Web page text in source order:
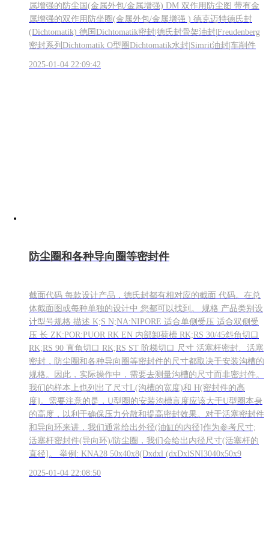
属增强的防尘国(金属外包/金属增强) DM 双作用防尘图 带有金
属增强的双作用防坐圈(金属外包/金属增强 ) 德克迈特德氏封
(Dichtomatik) 德国Dichtomatik密封|德氏封骨架油封|Freudenberg
密封系列Dichtomatik O型圈Dichtomatik水封|Simrit油封|车削件
2025-01-04 22:09:42
防尘圈和各种导向圈等密封件
截面代码 每款设计产品，德氏封都有相对应的截面 代码。在总
体截面图或每种单独的设计中 您都可以找到。 规格 产品类别设
计型号规格 描述 K;S N;NA:NIPORE 适合单侧受压 适合双侧受
压 长 ZK:POR:PUOR RK EN 内部卸荷槽 RK;RS 30/45斜角切口
RK;RS 90 直角切口 RK;RS ST 阶梯切口 尺寸 活塞杆密封、活塞
密封，防尘圈和各种导向圈等密封件的尺寸都取决于安装沟槽的
规格。因此，实际操作中，需要去测量沟槽的尺寸而非密封件。
我们的样本上也列出了尺寸L(沟槽的宽度)和 H(密封件的高
度]。需要注意的是，U型圈的安装沟槽言度应该大于U型圈本身
的高度，以利于确保压力分散和提高密封效果。对于活塞密封件
和导向环来讲，我们通常给出外径(油缸的内径]作为参考尺寸;
活塞杆密封件(导向环)/防尘圈，我们会给出内径尺寸(活塞杆的
直径]。 举例: KNA28 50x40x8(Dxdxl (dxDxlSNI3040x50x9
2025-01-04 22:08:50